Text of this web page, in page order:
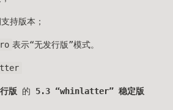
持版本；
表示“无发行版”模式。
版 的 5.3 “whinlatter” 稳定版